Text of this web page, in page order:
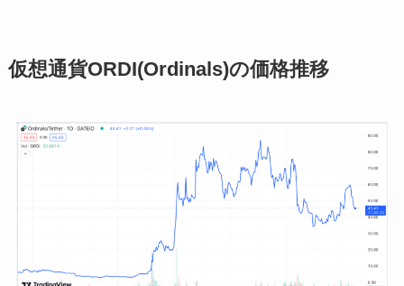
仮想通貨ORDI(Ordinals)の価格推移